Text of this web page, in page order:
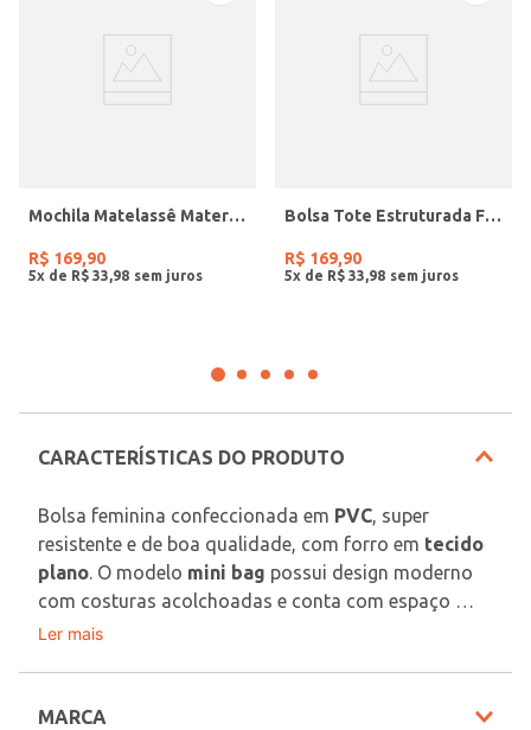
Mochila Matelassê Maternidade Infantil Para Bebê - MARINHO
R$ 169,90
5x de R$ 33 98
Bolsa Tote Estruturada Feminina PRETO
R$ 169,90
5x de R$ 33 98
CARACTERÍSTICAS DO PRODUTO
Bolsa feminina confeccionada em PVC , super
resistente e de boa qualidade, com forro em tecido
plano . O modelo mini bag possui design moderno
com costuras acolchoadas e conta com espaço
compacto para você guardar seus principais
botão de pressão que garante ainda mais
Medidas: 20cm de largura | 15cm de altura | 5,5cm
de largura lateral
Ler mais
MARCA